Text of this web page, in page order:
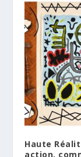
Haute
action,